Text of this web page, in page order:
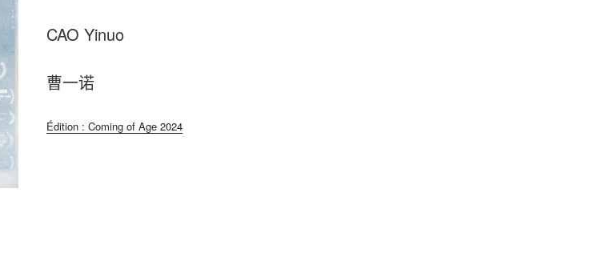
CAO Yinuo
曹一诺
Édition : Coming of Age 2024